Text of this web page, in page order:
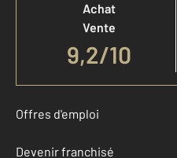
Achat
Vente
9,2/10
Offres d'emploi
Devenir franchisé